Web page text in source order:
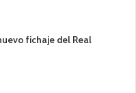
fichaje del Real